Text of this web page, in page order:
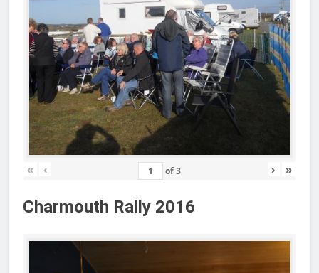
« ‹ of3 › »
Charmouth Rally 2016